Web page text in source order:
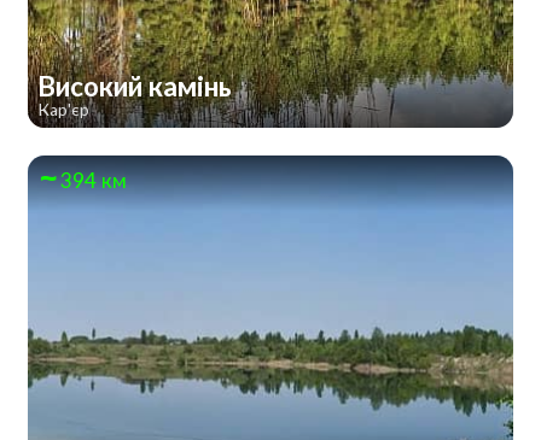
Високий камінь
Кар'єр
394 км